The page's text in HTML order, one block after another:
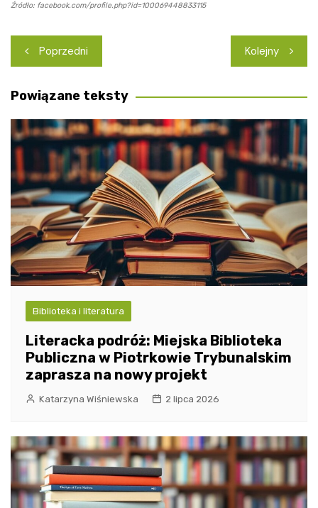
Źródło: facebook.com/profile.php?id=100069448833115
Nawigacja
wpisu
Poprzedni Kolejny
Powiązane teksty
Biblioteka i literatura
Literacka podróż: Miejska Biblioteka
Publiczna w Piotrkowie Trybunalskim
zaprasza na nowy projekt
Katarzyna Wiśniewska 2 lipca 2026